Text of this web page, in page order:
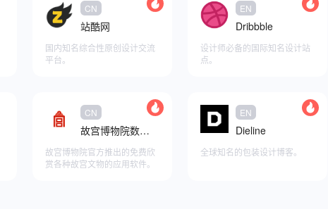
CN
站酷网
国内知名综合性原创设计交流
平台。
添加至快捷访问
EN
Dribbble
设计师必备的国际知名设计站
点。
添加至快捷访问
CN
故宫博物院数字文物库
故宫博物院官方推出的免费欣
赏各种故宫文物的应用软件。
EN
Dieline
全球知名的包装设计博客。